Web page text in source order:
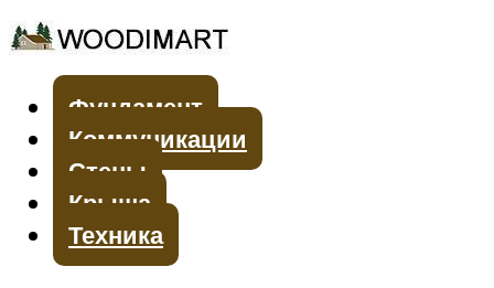
Фундамент
Коммуникации
Стены
Крыша
Техника